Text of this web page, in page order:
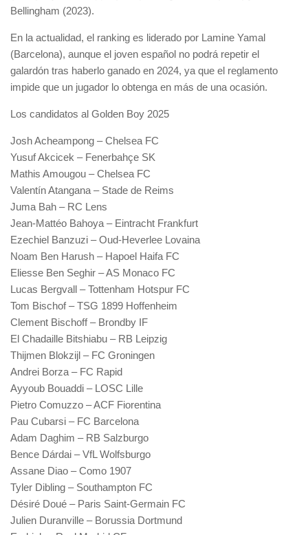
Bellingham (2023).
En la actualidad, el ranking es liderado por Lamine Yamal
(Barcelona), aunque el joven español no podrá repetir el
galardón tras haberlo ganado en 2024, ya que el reglamento
impide que un jugador lo obtenga en más de una ocasión.
Los candidatos al Golden Boy 2025
Josh Acheampong – Chelsea FC
Yusuf Akcicek – Fenerbahçe SK
Mathis Amougou – Chelsea FC
Valentín Atangana – Stade de Reims
Juma Bah – RC Lens
Jean-Mattéo Bahoya – Eintracht Frankfurt
Ezechiel Banzuzi – Oud-Heverlee Lovaina
Noam Ben Harush – Hapoel Haifa FC
Eliesse Ben Seghir – AS Monaco FC
Lucas Bergvall – Tottenham Hotspur FC
Tom Bischof – TSG 1899 Hoffenheim
Clement Bischoff – Brondby IF
El Chadaille Bitshiabu – RB Leipzig
Thijmen Blokzijl – FC Groningen
Andrei Borza – FC Rapid
Ayyoub Bouaddi – LOSC Lille
Pietro Comuzzo – ACF Fiorentina
Pau Cubarsi – FC Barcelona
Adam Daghim – RB Salzburgo
Bence Dárdai – VfL Wolfsburgo
Assane Diao – Como 1907
Tyler Dibling – Southampton FC
Désiré Doué – Paris Saint-Germain FC
Julien Duranville – Borussia Dortmund